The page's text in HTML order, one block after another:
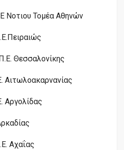
Νοτιου Τομέα Αθηνών
Πειραιώς
Π.Ε. Θεσσαλονίκης
Αιτωλοακαρνανίας
Αργολίδας
Αχαΐας